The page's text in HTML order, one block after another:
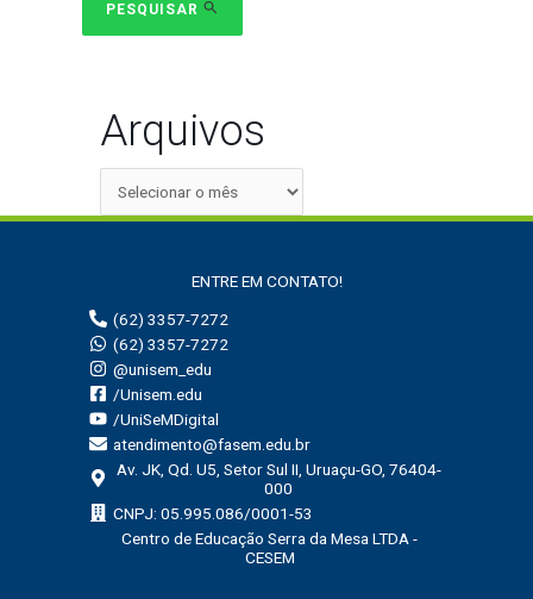
PESQUISAR
Arquivos
ENTRE EM CONTATO!
(62) 3357-7272
(62) 3357-7272
@unisem_edu
/Unisem.edu
/UniSeMDigital
atendimento@fasem.edu.br
Av. JK, Qd. U5, Setor Sul II, Uruaçu-GO, 76404-
000
CNPJ: 05.995.086/0001-53
Centro de Educação Serra da Mesa LTDA -
CESEM